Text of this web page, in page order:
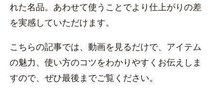
れた名品。あわせて使うことでより仕上がりの差
を実感していただけます。
こちらの記事では、動画を見るだけで、アイテム
の魅力、使い方のコツをわかりやすくお伝えしま
すので、ぜひ最後までご覧ください。